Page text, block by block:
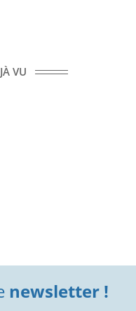
VU
newsletter !